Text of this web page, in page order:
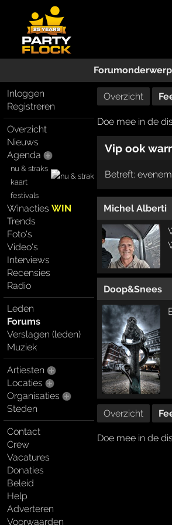
Forumonderwerp
Inloggen
Registreren
Overzicht
Nieuws
Agenda
nu & straks
kaart
festivals
WinactiesWIN
Trends
Foto's
Video's
Interviews
Recensies
Radio
Leden
Forums
Verslagen (leden)
Muziek
Artiesten
Locaties
Organisaties
Steden
Contact
Crew
Vacatures
Donaties
Beleid
Help
Adverteren
Voorwaarden
Overzicht
Doe mee in de
Vip ook
Betreft:
Michel Alberti
Doop&Snees
Overzicht
Doe mee in de